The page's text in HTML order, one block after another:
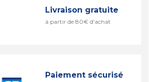
Livraison gratuite
à partir de 80€ d'achat
Paiement sécurisé